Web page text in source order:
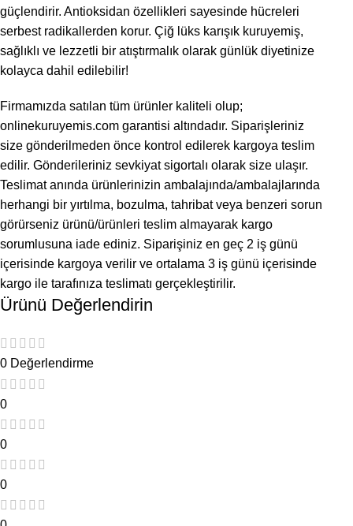
güçlendirir. Antioksidan özellikleri sayesinde hücreleri
serbest radikallerden korur. Çiğ lüks karışık kuruyemiş,
sağlıklı ve lezzetli bir atıştırmalık olarak günlük diyetinize
kolayca dahil edilebilir!
Firmamızda satılan tüm ürünler kaliteli olup;
onlinekuruyemis.com garantisi altındadır. Siparişleriniz
size gönderilmeden önce kontrol edilerek kargoya teslim
edilir. Gönderileriniz sevkiyat sigortalı olarak size ulaşır.
Teslimat anında ürünlerinizin ambalajında/ambalajlarında
herhangi bir yırtılma, bozulma, tahribat veya benzeri sorun
görürseniz ürünü/ürünleri teslim almayarak kargo
sorumlusuna iade ediniz. Siparişiniz en geç 2 iş günü
içerisinde kargoya verilir ve ortalama 3 iş günü içerisinde
kargo ile tarafınıza teslimatı gerçekleştirilir.
Ürünü Değerlendirin
0 Değerlendirme
0
0
0